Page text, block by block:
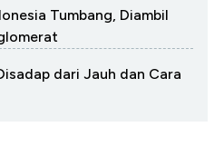
Tumbang, Diambil
dari Jauh dan Cara